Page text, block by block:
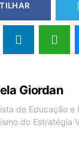
Giordan
de Educação e
do Estratégia